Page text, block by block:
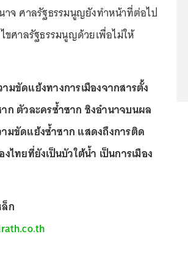
าจ ศาลรัฐธรรมนูญยังทำหน้าที่ต่อไป
ขศาลรัฐธรรมนูญด้วยเพื่อไม่ให้
ขัดแย้งทางการเมืองจากสารตั้ง
ก ตัวละครซ้ำซาก ชิงอำนาจบนผล
มขัดแย้งซ้ำซาก แสดงถึงการติด
ทยที่ยังเป็นบัวใต้น้ำ เป็นการเมือง
ก